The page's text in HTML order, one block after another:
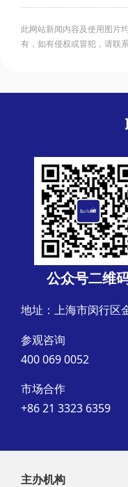
此网站新闻内容及使用图片
有，如有侵权或冒犯，请联
公众号二维
地址：上海市闵行区
参观咨询
400 069 0052
市场合作
+86 21 3323 6359
主办机构